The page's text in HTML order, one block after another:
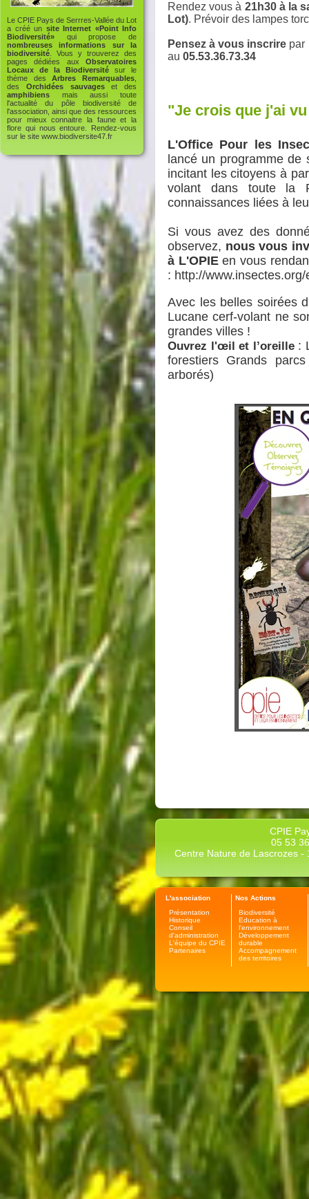
Le CPIE Pays de Serrres-Vallée du Lot
a créé un site Internet «Point Info
Biodiversité» qui propose de
nombreuses informations sur la
biodiversité . Vous y trouverez des
pages dédiées aux Observatoires
Locaux de la Biodiversité sur le
thème desArbres Remarquables
des Orchidées sauvageset des
amphibiens mais aussi toute
l'actualité du pôle biodiversité de
l'association, ainsi que des ressources
pour mieux connaitre la faune et la
flore qui nous entoure. Rendez-vous
sur le site www.biodiversite47.fr
Rendez vous à 21h30 à la
Lot). Prévoir des lampes
Pensez à vous inscrire par
au 05.53.36.73.34
"Je crois que j'ai
L'Office Pour les
lancé un programme de
incitant les citoyens à
volant dans toute la
connaissances liées à
Si vous avez des
observez, nous vous
à L'OPIEen vous
: http://
Avec les belles soirées
Lucane cerf-volant ne
grandes villes !
Ouvrez l'œil et l’oreille:
forestiers Grands
arborés)
CPIE
05 53
Centre Nature de Lascrozes -
L'association
Présentation
Historique
Conseil
d'administration
L'équipe du CPIE
Partenaires
Nos Actions
Biodiversité
Education à
l'environnement
Développement
durable
Accompagnement
des territoires